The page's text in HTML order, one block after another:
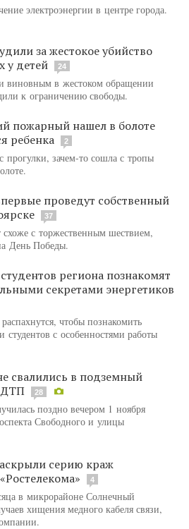
электроэнергии в центре города.
за жестокое убийство
у детей
24
виновным в жестоком обращении
к ограничению свободы.
пожарный нашел в болоте
ребенка
2
прогулки, зачем-то сошла с тропы
проведут собственный
37
схоже с торжественным шествием,
День Победы.
региона познакомят
секретами энергетиков
чтобы познакомить
студентов с особенностями работы
свалились в подземный
ДТП
28
поздно вечером 1 ноября
Свободного и улицы
серию краж
4
в микрорайоне Солнечный
хищения медного кабеля связи,